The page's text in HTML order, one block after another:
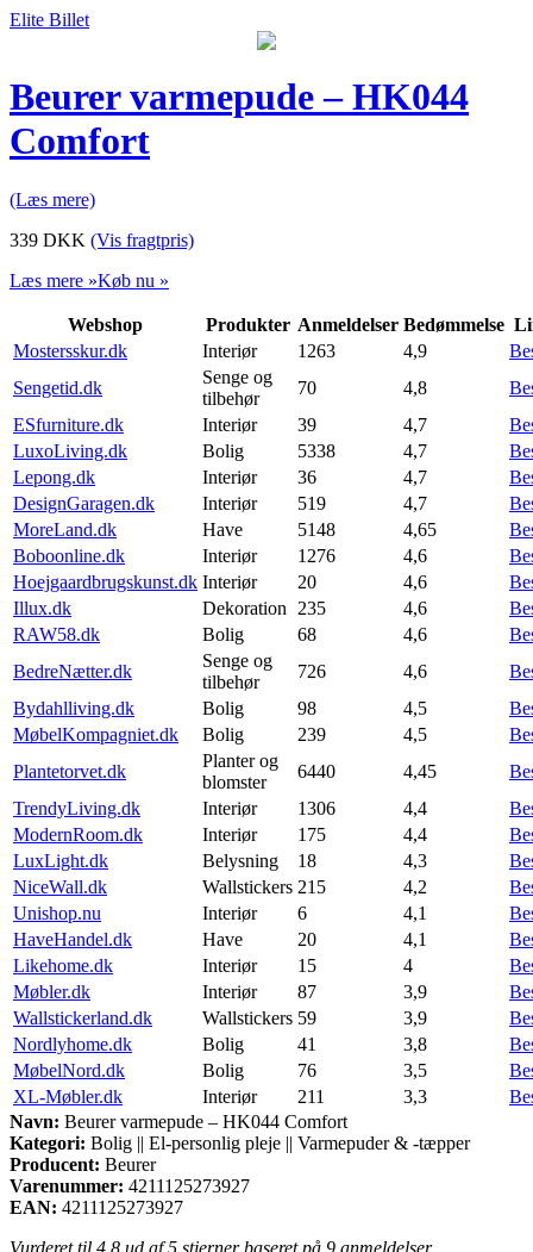
Elite Billet
Beurer varmepude – HK044
Comfort
(Læs mere)
339 DKK (Vis fragtpris)
Læs mere »Køb nu »
Webshop Produkter Anmeldelser Bedømmelse
Mostersskur.dk
Interiør 1263 4,9
Sengetid.dk
Senge og
tilbehør
70 4,8
ESfurniture.dk
Interiør 39 4,7
LuxoLiving.dk
Bolig 5338 4,7
Lepong.dk
Interiør 36 4,7
DesignGaragen.dk
Interiør 519 4,7
MoreLand.dk
Have 5148 4,65
Boboonline.dk
Interiør 1276 4,6
Hoejgaardbrugskunst.dk Interiør 20 4,6
Illux.dk
Dekoration 235 4,6
RAW58.dk
Bolig 68 4,6
BedreNætter.dk
Senge og
tilbehør
726 4,6
Bydahlliving.dk
Bolig 98 4,5
MøbelKompagniet.dk
Bolig 239 4,5
Plantetorvet.dk
Planter og
blomster
6440 4,45
TrendyLiving.dk
Interiør 1306 4,4
ModernRoom.dk
Interiør 175 4,4
LuxLight.dk
Belysning 18 4,3
NiceWall.dk
Wallstickers 215 4,2
Unishop.nu
Interiør 6 4,1
HaveHandel.dk
Have 20 4,1
Likehome.dk
Interiør 15 4
Møbler.dk
Interiør 87 3,9
Wallstickerland.dk
Wallstickers 59 3,9
Nordlyhome.dk
Bolig 41 3,8
MøbelNord.dk
Bolig 76 3,5
XL-Møbler.dk
Interiør 211 3,3
Navn: Beurer varmepude – HK044 Comfort
Kategori: Bolig || El-personlig pleje || Varmepuder & -tæpper
Producent: Beurer
Varenummer: 4211125273927
EAN: 4211125273927
Vurderet til 4.8 ud af 5 stjerner baseret på 9 anmeldelser